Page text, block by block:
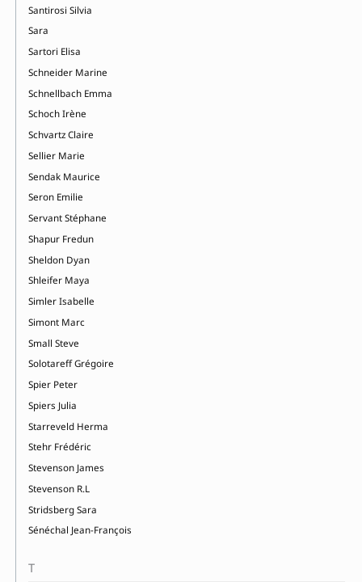
Santirosi Silvia
Sara
Sartori Elisa
Schneider Marine
Schnellbach Emma
Schoch Irène
Schvartz Claire
Sellier Marie
Sendak Maurice
Seron Emilie
Servant Stéphane
Shapur Fredun
Sheldon Dyan
Shleifer Maya
Simler Isabelle
Simont Marc
Small Steve
Solotareff Grégoire
Spier Peter
Spiers Julia
Starreveld Herma
Stehr Frédéric
Stevenson James
Stevenson R.L
Stridsberg Sara
Sénéchal Jean-François
T